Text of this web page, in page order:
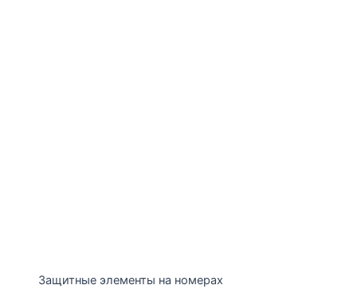
Защитные элементы на номерах